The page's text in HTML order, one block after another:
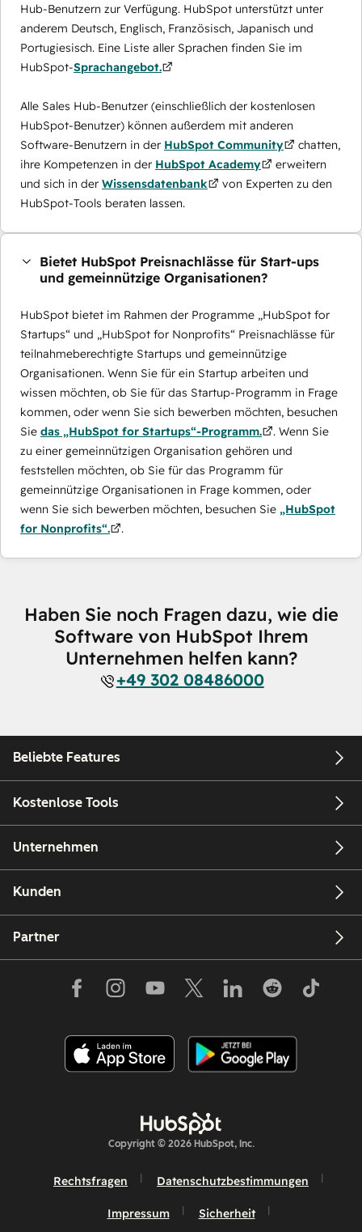
Hub-Benutzern zur Verfügung. HubSpot unterstützt unter
anderem Deutsch, Englisch, Französisch, Japanisch und
Portugiesisch. Eine Liste aller Sprachen finden Sie im
HubSpot-Sprachangebot.
Alle Sales Hub-Benutzer (einschließlich der kostenlosen
HubSpot-Benutzer) können außerdem mit anderen
Software-Benutzern in der HubSpot Community
chatten,
ihre Kompetenzen in der HubSpot Academy
erweitern
und sich in der Wissensdatenbank
von Experten zu den
HubSpot-Tools beraten lassen.
Bietet HubSpot Preisnachlässe für Start-ups
und gemeinnützige Organisationen?
HubSpot bietet im Rahmen der Programme „HubSpot for
Startups“ und „HubSpot for Nonprofits“ Preisnachlässe für
teilnahmeberechtigte Startups und gemeinnützige
Organisationen. Wenn Sie für ein Startup arbeiten und
wissen möchten, ob Sie für das Startup-Programm in Frage
kommen, oder wenn Sie sich bewerben möchten, besuchen
Sie das „HubSpot for Startups“-Programm.
. Wenn Sie
zu einer gemeinnützigen Organisation gehören und
feststellen möchten, ob Sie für das Programm für
gemeinnützige Organisationen in Frage kommen, oder
wenn Sie sich bewerben möchten, besuchen Sie „HubSpot
for Nonprofits“.
.
Haben Sie noch Fragen dazu, wie die
Software von HubSpot Ihrem
Unternehmen helfen kann?
+49 302 08486000
Beliebte Features
Kostenlose Tools
Unternehmen
Kunden
Partner
Copyright © 2026 HubSpot, Inc.
Rechtsfragen Datenschutzbestimmungen
Impressum Sicherheit